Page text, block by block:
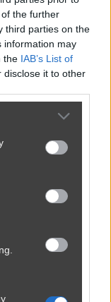
the further
third parties on the
information may
the IAB’s List of
disclose it to other
Motowiocha
na długich k...
Motowiocha